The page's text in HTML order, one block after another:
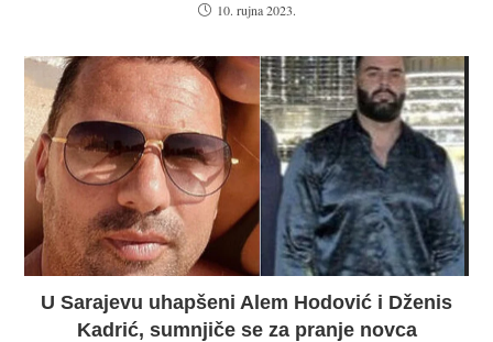
10. rujna 2023.
U Sarajevu uhapšeni Alem Hodović i Dženis
Kadrić, sumnjiče se za pranje novca